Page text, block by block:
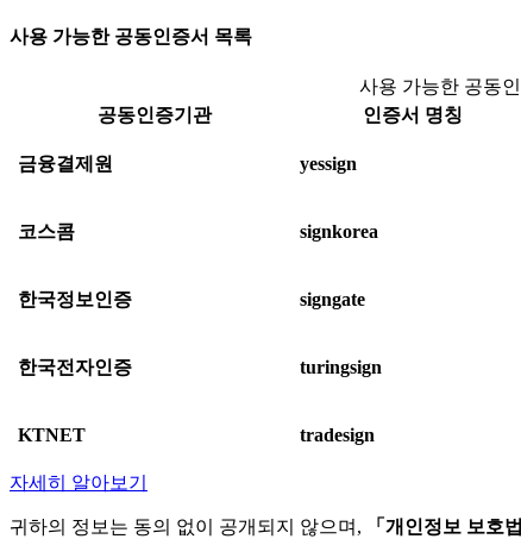
사용 가능한 공동인증서 목록
사용 가능한 공동
공동인증기관
인증서 명칭
금융결제원 yessign
코스콤 signkorea
한국정보인증 signgate
한국전자인증 turingsign
KTNET tradesign
자세히 알아보기
귀하의 정보는 동의 없이 공개되지 않으며, 「개인정보 보호법